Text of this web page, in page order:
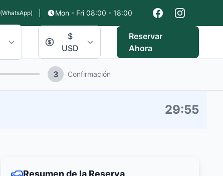
(WhatsApp) Mon - Fri 08:00 - 18:00
$
USD
Reservar
Ahora
3 Confirmación
29:54
Resumen de la Reserva